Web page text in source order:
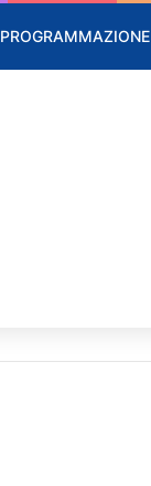
PROGRAMMAZIONE